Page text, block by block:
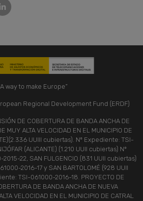
way to make Europe”
Regional Development Fund (ERDF)
DE COBERTURA DE BANDA ANCHA DE
MUY ALTA VELOCIDAD EN EL MUNICIPIO DE
UUIII cubiertas). Nº Expediente: TSI-
(ALICANTE) (1.210 UUII cubiertas) Nº
22, SAN FULGENCIO (831 UUII cubiertas)
2016-17 y SAN BARTOLOMÉ (928 UUII
TSI-061000-2016-18. PROYECTO DE
DE BANDA ANCHA DE NUEVA
VELOCIDAD EN EL MUNICIPIO DE CATRAL